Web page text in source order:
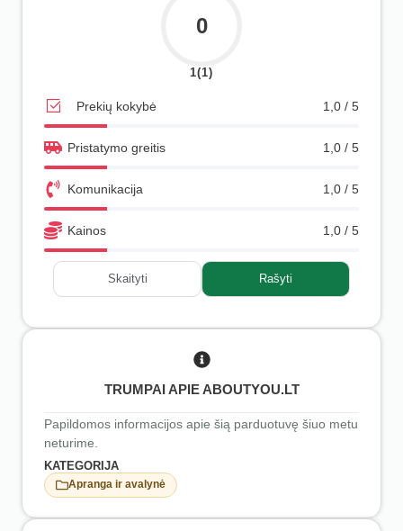
0
1(1)
Prekių kokybė 1,0 / 5
Pristatymo greitis 1,0 / 5
Komunikacija 1,0 / 5
Kainos 1,0 / 5
Skaityti Rašyti
TRUMPAI APIE ABOUTYOU.LT
Papildomos informacijos apie šią parduotuvę šiuo metu
neturime.
KATEGORIJA
Apranga ir avalynė